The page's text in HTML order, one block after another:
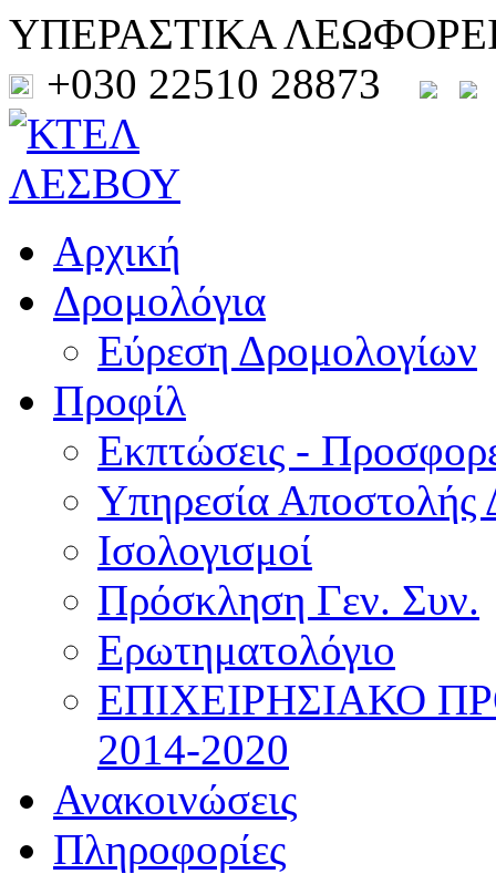
ΥΠΕΡΑΣΤΙΚΑ
+030 22510 28873
Αρχική
Δρομολόγια
Εύρεση Δρομολογίων
Προφίλ
Εκπτώσεις -
Υπηρεσία Αποστολής
Ισολογισμοί
Πρόσκληση Γεν. Συν.
Ερωτηματολόγιο
ΕΠΙΧΕΙΡΗΣΙΑΚΟ
2014-2020
Ανακοινώσεις
Πληροφορίες